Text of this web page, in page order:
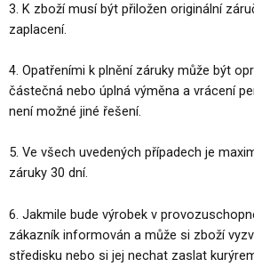
3. K zboží musí být přiložen originální
zaplacení.
4. Opatřeními k plnění záruky může být
částečná nebo úplná výměna a vrácení
není možné jiné řešení.
5. Ve všech uvedených případech je
záruky 30 dní.
6. Jakmile bude výrobek v
zákazník informován a může si zboží
středisku nebo si jej nechat zaslat